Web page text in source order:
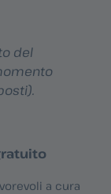
del
a cura